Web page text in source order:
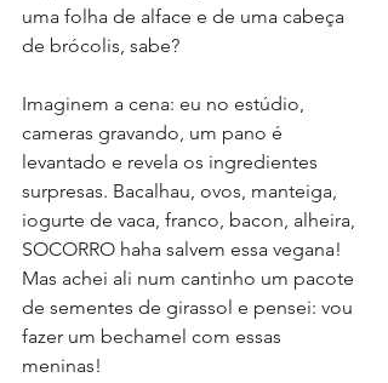
uma folha de alface e de uma cabeça
de brócolis, sabe?
Imaginem a cena: eu no estúdio,
cameras gravando, um pano é
levantado e revela os ingredientes
surpresas. Bacalhau, ovos, manteiga,
iogurte de vaca, franco, bacon, alheira,
SOCORRO haha salvem essa vegana!
Mas achei ali num cantinho um pacote
de sementes de girassol e pensei: vou
fazer um bechamel com essas
meninas!